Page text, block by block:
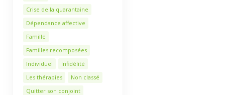
Crise de la quarantaine
Dépendance affective
Famille
Familles recomposées
Individuel
Infidélité
Les thérapies
Non classé
Quitter son conjoint